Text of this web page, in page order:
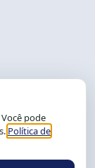
ou 2105